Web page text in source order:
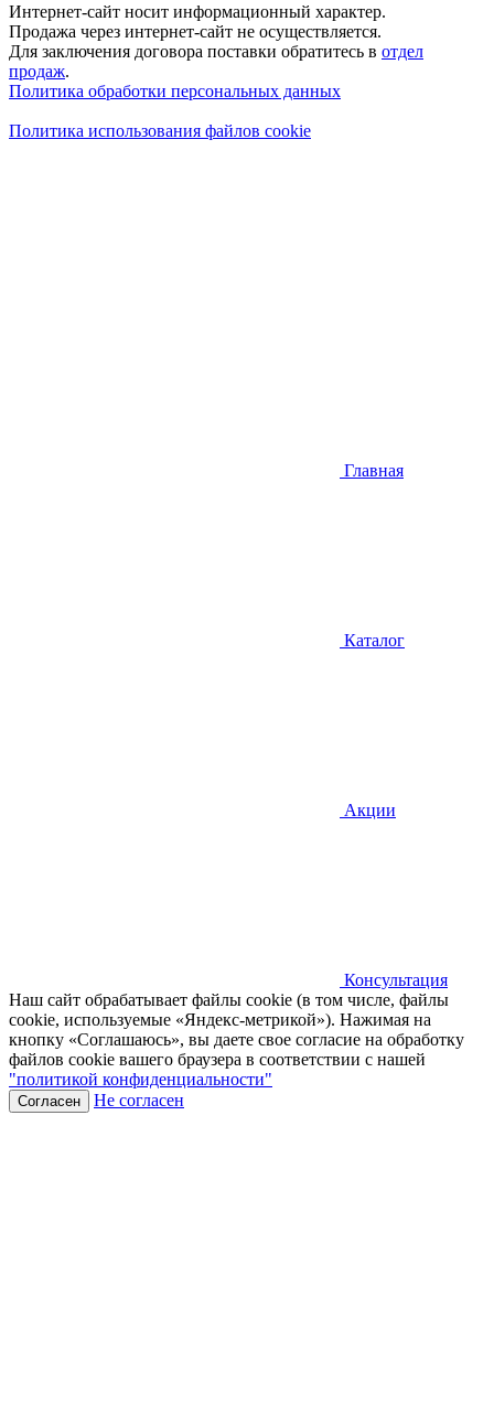
Интернет-сайт носит информационный характер.
Продажа через интернет-сайт не осуществляется.
Для заключения договора поставки обратитесь в отдел
продаж.
Политика обработки персональных данных
Политика использования файлов cookie
Главная
Каталог
Акции
Консультация
Наш сайт обрабатывает файлы cookie (в том числе, файлы
cookie, используемые «Яндекс-метрикой»). Нажимая на
кнопку «Соглашаюсь», вы даете свое согласие на обработку
файлов cookie вашего браузера в соответствии с нашей
"политикой конфиденциальности"
Согласен Не согласен